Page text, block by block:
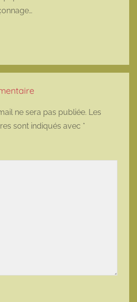
ne sera pas publiée. Les
sont indiqués avec *